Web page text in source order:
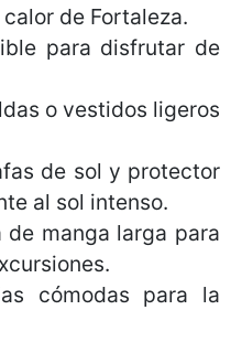
de Fortaleza.
para disfrutar de
o vestidos ligeros
de sol y protector
al sol intenso.
manga larga para
cómodas para la